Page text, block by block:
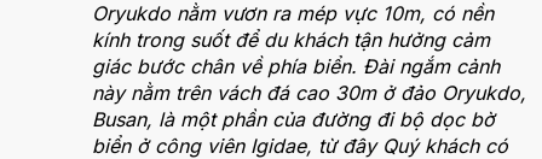
Oryukdo nằm vươn ra mép vực 10m, có nền
kính trong suốt để du khách tận hưởng cảm
giác bước chân về phía biển. Đài ngắm cảnh
này nằm trên vách đá cao 30m ở đảo Oryukdo,
Busan, là một phần của đường đi bộ dọc bờ
biển ở công viên Igidae, từ đây Quý khách có